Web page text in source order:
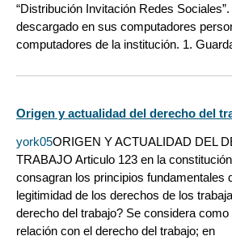
“Distribución Invitación Redes
descargado en sus computadores
computadores de la institución. 1.
Origen y actualidad del derecho del
york05ORIGEN Y ACTUALIDAD DEL
TRABAJO Articulo 123 en la
consagran los principios fundamentales
legitimidad de los derechos de los
derecho del trabajo? Se considera
relación con el derecho del trabajo; en